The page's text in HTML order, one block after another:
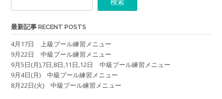
検索
最新記事 RECENT POSTS
4月17日 上級プール練習メニュー
9月22日 中級プール練習メニュー
9月5日(月),7日,8日,11日,12日 中級プール練習メニュー
9月4日(月) 中級プール練習メニュー
8月22日(火) 中級プール練習メニュー